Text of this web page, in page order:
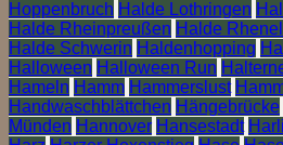
Hoppenbruch Halde Lothringen
Halde Rheinpreußen Halde
Halde Schwerin Haldenhopping
Halloween Halloween Run
Hameln Hamm Hammerslust
Handwaschblättchen Hängebrücke
Münden Hannover Hansestadt